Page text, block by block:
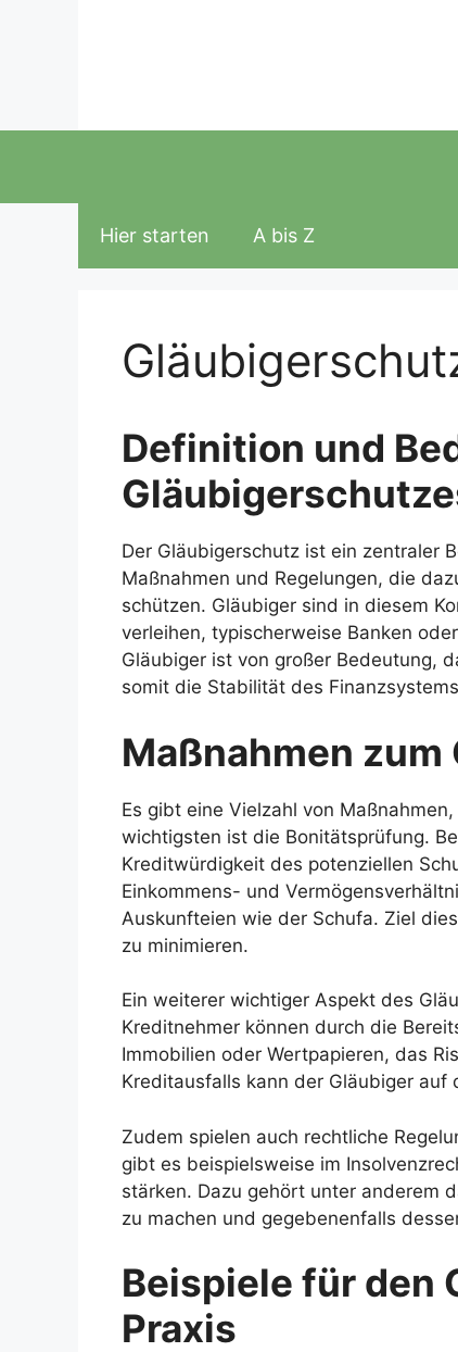
Hier starten A bis Z
Definition und
Der Gläubigerschutz ist ein zentraler
Maßnahmen und Regelungen, die
schützen. Gläubiger sind in diesem
verleihen, typischerweise Banken
Gläubiger ist von großer Bedeutung,
somit die Stabilität des
Maßnahmen
Es gibt eine Vielzahl von
wichtigsten ist die Bonitätsprüfung.
Kreditwürdigkeit des potenziellen
Einkommens- und
Auskunfteien wie der Schufa. Ziel
zu minimieren.
Ein weiterer wichtiger Aspekt des
Kreditnehmer können durch die
Immobilien oder Wertpapieren, das
Kreditausfalls kann der Gläubiger auf
Zudem spielen auch rechtliche
gibt es beispielsweise im
stärken. Dazu gehört unter anderem
zu machen und gegebenenfalls
Beispiele für den
Praxis